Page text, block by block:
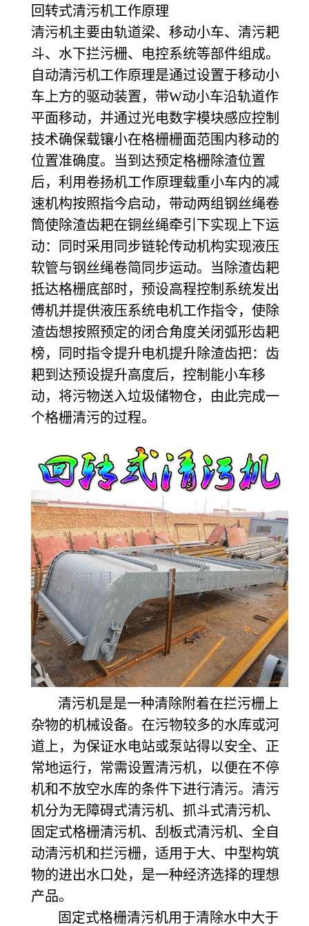
回转式清污机工作原理
清污机主要由轨道梁、移动小车、清污耙
斗、水下拦污栅、电控系统等部件组成。
自动清污机工作原理是通过设置于移动小
车上方的驱动装置，带W动小车沿轨道作
平面移动，并通过光电数字模块感应控制
技术确保载镶小在格栅栅面范围内移动的
位置准确度。当到达预定格栅除渣位置
后，利用卷扬机工作原理载重小车内的减
速机构按照指今启动，带动两组钢丝绳卷
筒使除渣齿耙在铜丝绳牵引下实现上下运
动：同时采用同步链轮传动机构实现液压
软管与钢丝绳卷简同步运动。当除渣齿耙
抵达格栅底部时，预设高程控制系统发出
傅机并提供液压系统电机工作指令，使除
渣齿想按照预定的闭合角度关闭弧形齿耙
榜，同时指令提升电机提升除渣齿把：齿
耙到达预设提升高度后，控制能小车移
动，将污物送入垃圾储物仓，由此完成一
个格栅清污的过程。
清污机是是一种清除附着在拦污栅上
杂物的机械设备。在污物较多的水库或河
道上，为保证水电站或泵站得以安全、正
常地运行，常需设置清污机，以便在不停
机和不放空水库的条件下进行清污。清污
机分为无障碍式清污机、抓斗式清污机、
固定式格栅清污机、刮板式清污机、全自
动清污机和拦污栅，适用于大、中型构筑
物的进出水口处，是一种经济选择的理想
产品。
固定式格栅清污机用于清除水中大于